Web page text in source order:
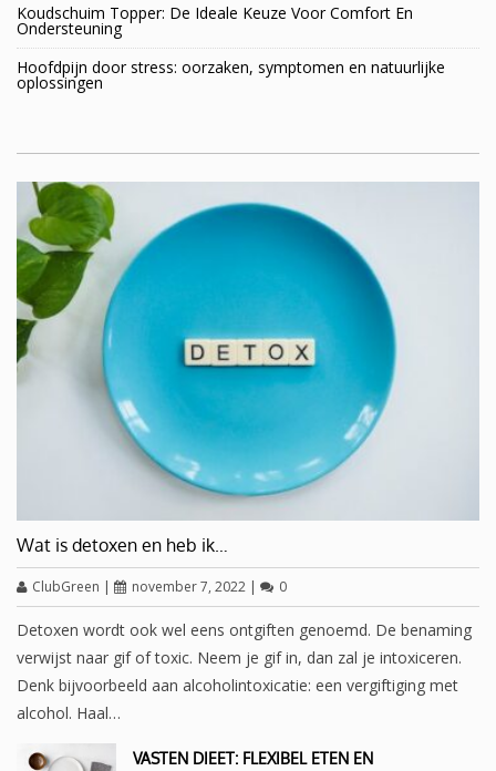
Koudschuim Topper: De Ideale Keuze Voor Comfort En
Ondersteuning
Hoofdpijn door stress: oorzaken, symptomen en natuurlijke
oplossingen
Wat is detoxen en heb ik…
ClubGreen | november 7, 2022 | 0
Detoxen wordt ook wel eens ontgiften genoemd. De benaming
verwijst naar gif of toxic. Neem je gif in, dan zal je intoxiceren.
Denk bijvoorbeeld aan alcoholintoxicatie: een vergiftiging met
alcohol. Haal…
VASTEN DIEET: FLEXIBEL ETEN EN